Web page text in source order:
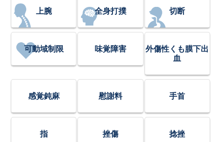
上腕 全身打撲 切断
可動域制限 味覚障害
外傷性くも膜下出
血
感覚鈍麻 慰謝料 手首
指 挫傷 捻挫